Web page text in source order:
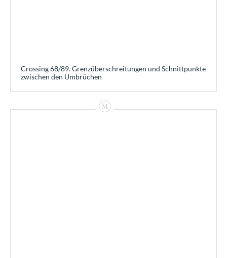
Crossing 68/89. Grenzüberschreitungen und Schnittpunkte
zwischen den Umbrüchen